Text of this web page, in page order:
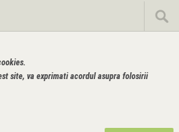
site, va exprimati acordul asupra folosirii